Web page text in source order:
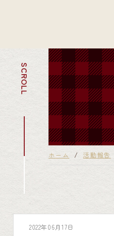
SCROLL
ホーム 活動報告
2022年06月17日